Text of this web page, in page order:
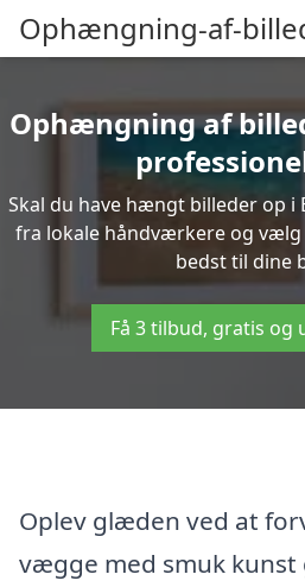
Ophængning-af-
Ophængning af
Skal du have hængt billeder op i
fra lokale håndværkere og vælg
bedst til dine
Få 3 tilbud, gratis og
Oplev glæden ved at
vægge med smuk kunst